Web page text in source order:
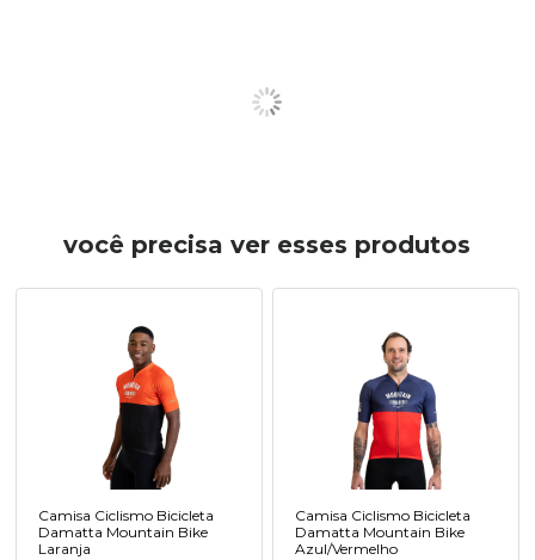
você precisa ver esses produtos
Camisa Ciclismo Bicicleta
Damatta Mountain Bike
Laranja
Camisa Ciclismo Bicicleta
Damatta Mountain Bike
Azul/Vermelho